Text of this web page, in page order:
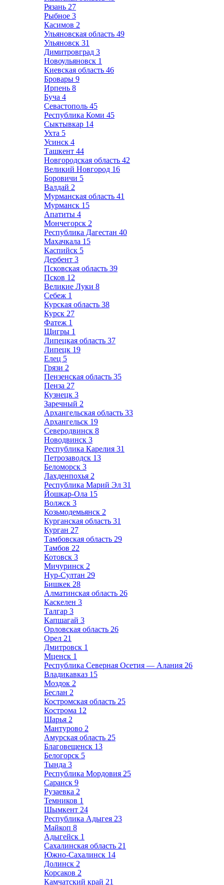
Рязань 27
Рыбное 3
Касимов 2
Ульяновская область 49
Ульяновск 31
Димитровград 3
Новоульяновск 1
Киевская область 46
Бровары 9
Ирпень 8
Буча 4
Севастополь 45
Республика Коми 45
Сыктывкар 14
Ухта 5
Усинск 4
Ташкент 44
Новгородская область 42
Великий Новгород 16
Боровичи 5
Валдай 2
Мурманская область 41
Мурманск 15
Апатиты 4
Мончегорск 2
Республика Дагестан 40
Махачкала 15
Каспийск 5
Дербент 3
Псковская область 39
Псков 12
Великие Луки 8
Себеж 1
Курская область 38
Курск 27
Фатеж 1
Щигры 1
Липецкая область 37
Липецк 19
Елец 5
Грязи 2
Пензенская область 35
Пенза 27
Кузнецк 3
Заречный 2
Архангельская область 33
Архангельск 19
Северодвинск 8
Новодвинск 3
Республика Карелия 31
Петрозаводск 13
Беломорск 3
Лахденпохья 2
Республика Марий Эл 31
Йошкар-Ола 15
Волжск 3
Козьмодемьянск 2
Курганская область 31
Курган 27
Тамбовская область 29
Тамбов 22
Котовск 3
Мичуринск 2
Нур-Султан 29
Бишкек 28
Алматинская область 26
Каскелен 3
Талгар 3
Капшагай 3
Орловская область 26
Орел 21
Дмитровск 1
Мценск 1
Республика Северная Осетия — Алания 26
Владикавказ 15
Моздок 2
Беслан 2
Костромская область 25
Кострома 12
Шарья 2
Мантурово 2
Амурская область 25
Благовещенск 13
Белогорск 5
Тында 3
Республика Мордовия 25
Саранск 9
Рузаевка 2
Темников 1
Шымкент 24
Республика Адыгея 23
Майкоп 8
Адыгейск 1
Сахалинская область 21
Южно-Сахалинск 14
Долинск 2
Корсаков 2
Камчатский край 21